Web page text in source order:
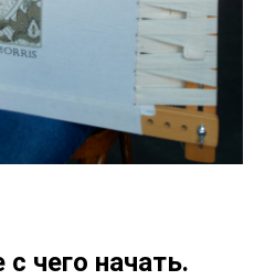
с чего начать.